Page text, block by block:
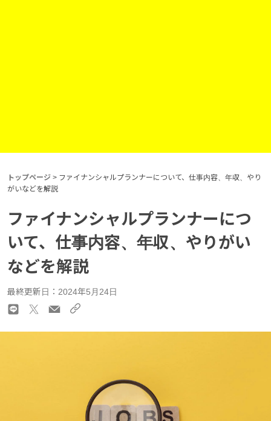
トップページ > ファイナンシャルプランナーについて、仕事内容、年収、やり
がいなどを解説
ファイナンシャルプランナーにつ
いて、仕事内容、年収、やりがい
などを解説
最終更新日：2024年5月24日